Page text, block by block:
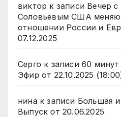
виктор к записи Вечер
Соловьевым США
отношении России и
07.12.2025
Серго к записи 60 минут
Эфир от 22.10.2025
нинак записи Большая
Выпуск от 20.06.2025